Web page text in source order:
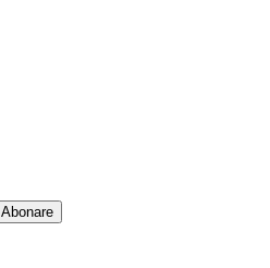
Abonare